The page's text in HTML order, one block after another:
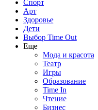
Спорт
Арт
Здоровье
Дети
Выбор Time Out
Еще
Мода и красота
Театр
Игры
Образование
Time In
Чтение
Бизнес